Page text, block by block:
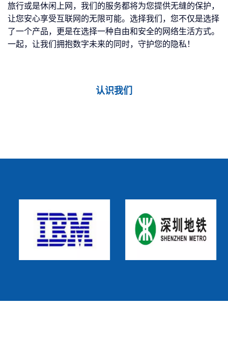
旅行或是休闲上网，我们的服务都将为您提供无缝的保护，
让您安心享受互联网的无限可能。选择我们，您不仅是选择
了一个产品，更是在选择一种自由和安全的网络生活方式。
一起，让我们拥抱数字未来的同时，守护您的隐私！
认识我们